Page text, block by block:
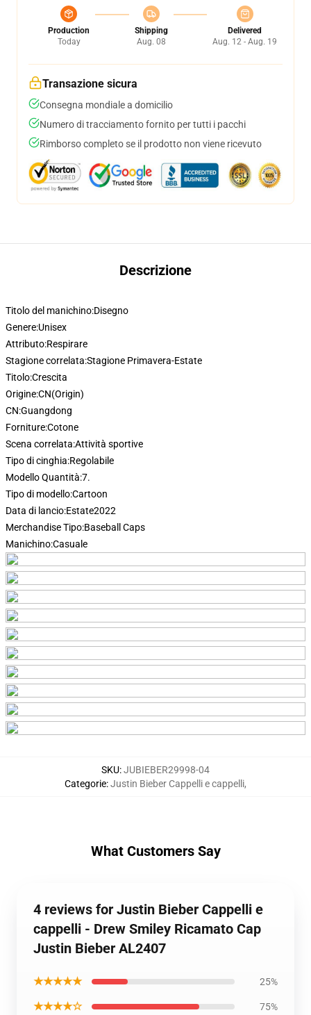
Production
Today
Shipping
Aug. 08
Delivered
Aug. 12 - Aug. 19
Transazione sicura
Consegna mondiale a domicilio
Numero di tracciamento fornito per tutti i pacchi
Rimborso completo se il prodotto non viene ricevuto
Descrizione
Titolo del manichino:Disegno
Genere:Unisex
Attributo:Respirare
Stagione correlata:Stagione Primavera-Estate
Titolo:Crescita
Origine:CN(Origin)
CN:Guangdong
Forniture:Cotone
Scena correlata:Attività sportive
Tipo di cinghia:Regolabile
Modello Quantità:7.
Tipo di modello:Cartoon
Data di lancio:Estate2022
Merchandise Tipo:Baseball Caps
Manichino:Casuale
SKU:JUBIEBER29998-04
Categorie:Justin Bieber Cappelli e cappelli,
What Customers Say
4 reviews for Justin Bieber Cappelli e
cappelli - Drew Smiley Ricamato Cap
Justin Bieber AL2407
★★★★★ 25%
★★★★☆ 75%